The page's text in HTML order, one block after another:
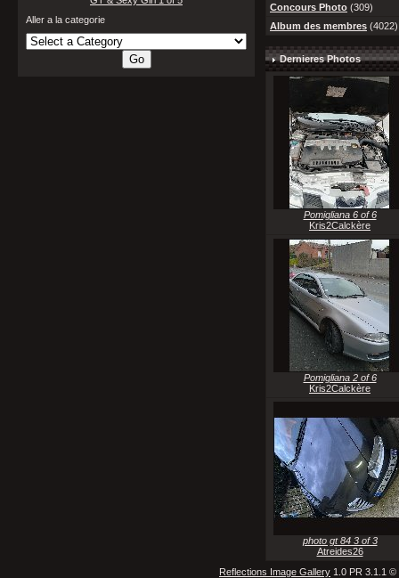
Aller a la categorie
Concours Photo (309)
Album des membres (4022)
Dernieres Photos
Pomigliana 6 of 6
Kris2Calckère
Pomigliana 2 of 6
Kris2Calckère
photo gt 84 3 of 3
Atreides26
Reflections Image Gallery 1.0 PR 3.1.1